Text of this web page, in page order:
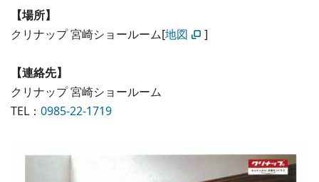
【場所】
クリナップ 宮崎ショールーム[地図 ]
【連絡先】
クリナップ 宮崎ショールーム
TEL： 0985-22-1719